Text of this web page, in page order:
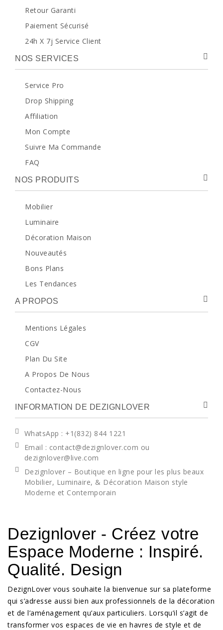
Retour Garanti
Paiement Sécurisé
24h X 7j Service Client
NOS SERVICES
Service Pro
Drop Shipping
Affiliation
Mon Compte
Suivre Ma Commande
FAQ
NOS PRODUITS
Mobilier
Luminaire
Décoration Maison
Nouveautés
Bons Plans
Les Tendances
A PROPOS
Mentions Légales
CGV
Plan Du Site
A Propos De Nous
Contactez-Nous
INFORMATION DE DEZIGNLOVER
WhatsApp : +1(832) 844 1221
Email : contact@dezignlover.com ou
dezignlover@live.com
Dezignlover – Boutique en ligne pour les plus beaux
Mobilier, Luminaire, & Décoration Maison style
Moderne et Contemporain
Dezignlover - Créez votre
Espace Moderne : Inspiré.
Qualité. Design
DezignLover vous souhaite la bienvenue sur sa plateforme
qui s’adresse aussi bien aux professionnels de la décoration
et de l’aménagement qu’aux particuliers. Lorsqu’il s’agit de
transformer vos espaces de vie en havres de style et de